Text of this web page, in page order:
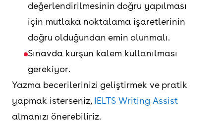
değerlendirilmesinin doğru yapılması
için mutlaka noktalama işaretlerinin
doğru olduğundan emin olunmalı.
Sınavda kurşun kalem kullanılması
gerekiyor.
Yazma becerilerinizi geliştirmek ve pratik
yapmak isterseniz, IELTS Writing Assist
almanızı önerebiliriz.